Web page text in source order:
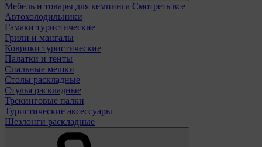
Мебель и товары для кемпинга Смотреть все
Автохолодильники
Гамаки туристические
Грили и мангалы
Коврики туристические
Палатки и тенты
Спальные мешки
Столы раскладные
Стулья раскладные
Трекинговые палки
Туристические аксессуары
Шезлонги раскладные